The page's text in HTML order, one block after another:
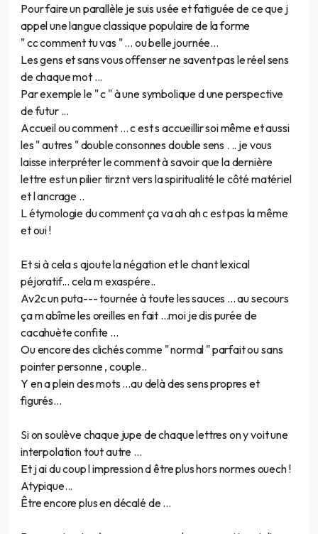
Pour faire un parallèle je suis usée et fatiguée de ce que j
appel une langue classique populaire de la forme
" cc comment tu vas " ... ou belle journée...
Les gens et sans vous offenser ne savent pas le réel sens
de chaque mot ...
Par exemple le " c " à une symbolique d une perspective
de futur ...
Accueil ou comment ... c est s accueillir soi même et aussi
les " autres " double consonnes double sens . .. je vous
laisse interpréter le comment à savoir que la dernière
lettre est un pilier tirznt vers la spiritualité le côté matériel
et l ancrage ..
L étymologie du comment ça va ah ah c est pas la même
et oui !
Et si à cela s ajoute la négation et le chant lexical
péjoratif... cela m exaspére..
Av2c un puta--- tournée à toute les sauces ... au secours
ça m abîme les oreilles en fait ...moi je dis purée de
cacahuète confite ...
Ou encore des clichés comme " normal " parfait ou sans
pointer personne , couple..
Y en a plein des mots ...au delà des sens propres et
figurés...
Si on soulève chaque jupe de chaque lettres on y voit une
interpolation tout autre ...
Et j ai du coup l impression d être plus hors normes ouech !
Atypique...
Être encore plus en décalé de ...